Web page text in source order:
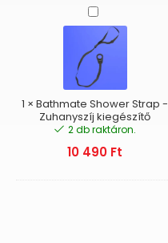
Bathmate
Shower
Strap
-
Zuhanyszíj
kiegészítő
1 ×Bathmate Shower Strap -
Zuhanyszíj kiegészítő
2 db raktáron.
10 490 Ft